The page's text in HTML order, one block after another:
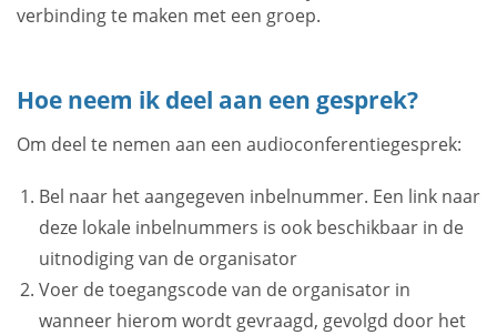
verbinding te maken met een groep.
Hoe neem ik deel aan een gesprek?
Om deel te nemen aan een audioconferentiegesprek:
Bel naar het aangegeven inbelnummer. Een link naar
deze lokale inbelnummers is ook beschikbaar in de
uitnodiging van de organisator
Voer de toegangscode van de organisator in
wanneer hierom wordt gevraagd, gevolgd door het